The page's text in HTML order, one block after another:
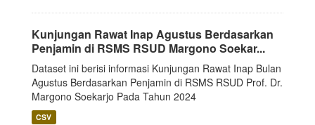
Kunjungan Rawat Inap Agustus Berdasarkan
Penjamin di RSMS RSUD Margono Soekar...
Dataset ini berisi informasi Kunjungan Rawat Inap Bulan
Agustus Berdasarkan Penjamin di RSMS RSUD Prof. Dr.
Margono Soekarjo Pada Tahun 2024
CSV